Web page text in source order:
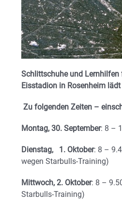
Schlittschuhe und Lernhilfen
Eisstadion in Rosenheim
Zu folgenden Zeiten –
Montag, 30. September: 8 –
Dienstag, 1. Oktober: 8 –
wegen Starbulls-Training)
Mittwoch, 2. Oktober: 8 –
Starbulls-Training)